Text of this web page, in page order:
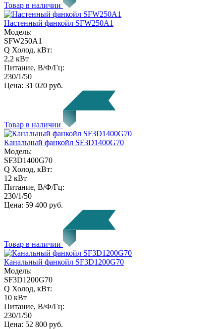
Товар в наличии
Настенный фанкойл SFW250A1
Модель:
SFW250A1
Q Холод, кВт:
2,2 кВт
Питание, В/Ф/Гц:
230/1/50
Цена: 31 020 руб.
Товар в наличии
Канальный фанкойл SF3D1400G70
Модель:
SF3D1400G70
Q Холод, кВт:
12 кВт
Питание, В/Ф/Гц:
230/1/50
Цена: 59 400 руб.
Товар в наличии
Канальный фанкойл SF3D1200G70
Модель:
SF3D1200G70
Q Холод, кВт:
10 кВт
Питание, В/Ф/Гц:
230/1/50
Цена: 52 800 руб.